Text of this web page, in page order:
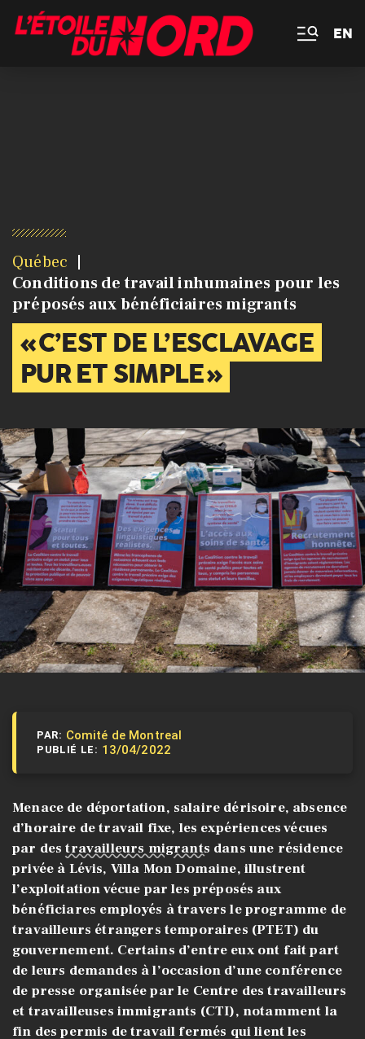
EN
Québec
Conditions de travail inhumaines pour les
préposés aux bénéficiaires migrants
« C’EST DE L’ESCLAVAGE
PUR ET SIMPLE »
PAR: Comité de Montreal
PUBLIÉ LE: 13/04/2022
Menace de déportation, salaire dérisoire, absence
d’horaire de travail fixe, les expériences vécues
par destravailleurs migrants dans une résidence
privée à Lévis, Villa Mon Domaine, illustrent
l’exploitation vécue par les préposés aux
bénéficiares employés à travers le programme de
travailleurs étrangers temporaires (PTET) du
gouvernement. Certains d’entre eux ont fait part
de leurs demandes à l’occasion d’une conférence
de presse organisée par le Centre des travailleurs
et travailleuses immigrants (CTI), notamment la
fin des permis de travail fermés qui lient les